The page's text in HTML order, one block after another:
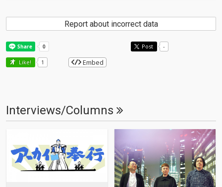
Report about incorrect data
Post -
Like! 1 Embed
Interviews/Columns